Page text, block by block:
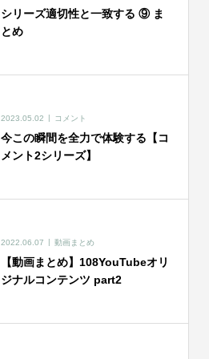
シリーズ適切性と一致する ⑨ ま
とめ
2023.05.02 コメント
今この瞬間を全力で体験する【コ
メント2シリーズ】
2022.06.07 動画まとめ
【動画まとめ】108YouTubeオリ
ジナルコンテンツ part2